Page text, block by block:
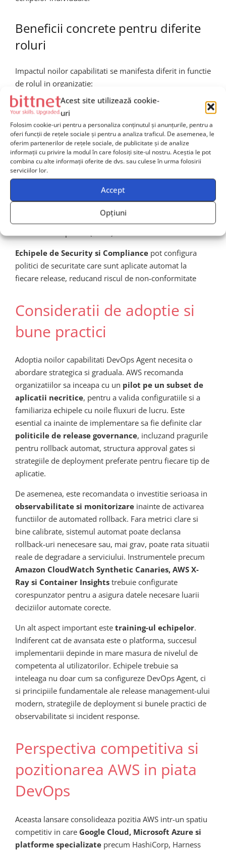
Acest site utilizează cookie-
uri
Folosim cookie-uri pentru a personaliza conținutul și anunțurile, pentru a
oferi funcții de rețele sociale și pentru a analiza traficul. De asemenea, le
oferim partenerilor de rețele sociale, de publicitate și de analize
informații cu privire la modul în care folosiți site-ul nostru. Aceștia le pot
combina cu alte informații oferite de dvs. sau culese în urma folosirii
serviciilor lor.
Accept
Opțiuni
Beneficii concrete pentru diferite
roluri
Impactul noilor capabilitati se manifesta diferit in functie
de rolul in organizatie:
Inginerii DevOps si SREbeneficiaza de automatizare
avansata, observabilitate integrata si reducerea
numarului de incidente cauzate de deployment-uri
defectuoase
Development Teamsobtin feedback mai rapid asupra
release-urilor lor si pot itera mai rapid datorita pipeline-
privind frecventa release-urilor, rata de succes si timpul
Echipele de Security si Compliance pot configura
politici de securitate care sunt aplicate automat la
fiecare release, reducand riscul de non-conformitate
Consideratii de adoptie si
bune practici
Adoptia noilor capabilitati DevOps Agent necesita o
abordare strategica si graduala. AWS recomanda
organizatiilor sa inceapa cu un pilot pe un subset de
aplicatii necritice, pentru a valida configuratiile si a
familiariza echipele cu noile fluxuri de lucru. Este
esential ca inainte de implementare sa fie definite clar
politicile de release governance, incluzand pragurile
pentru rollback automat, structura approval gates si
strategiile de deployment preferate pentru fiecare tip de
aplicatie.
De asemenea, este recomandata o investitie serioasa in
observabilitate si monitorizare inainte de activarea
functiilor de automated rollback. Fara metrici clare si
bine calibrate, sistemul automat poate declansa
rollback-uri nenecesare sau, mai grav, poate rata situatii
reale de degradare a serviciului. Instrumentele precum
Amazon CloudWatch Synthetic Canaries, AWS X-
Ray si Container Insights trebuie configurate
corespunzator pentru a asigura datele necesare luarii
deciziilor automate corecte.
Un alt aspect important este training-ul echipelor.
Indiferent cat de avansata este o platforma, succesul
implementarii depinde in mare masura de nivelul de
competenta al utilizatorilor. Echipele trebuie sa
inteleaga nu doar cum sa configureze DevOps Agent, ci
si principiile fundamentale ale release management-ului
modern, strategiile de deployment si bunele practici de
observabilitate si incident response.
Perspectiva competitiva si
pozitionarea AWS in piata
DevOps
Aceasta lansare consolideaza pozitia AWS intr-un spatiu
competitiv in care Google Cloud, Microsoft Azure si
platforme specializate precum HashiCorp, Harness